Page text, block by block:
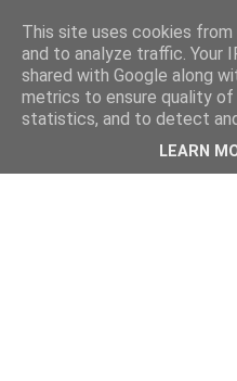
This site uses cookies
and to analyze traffic. Your
shared with Google along
metrics to ensure quality of
statistics, and to detect
LEARN